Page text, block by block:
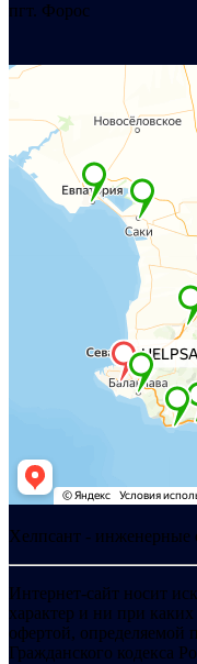
пгт. Форос
Хелпсант - инженерные
Интернет-сайт носит
характер и ни при
офертой, определяемой
Гражданского кодекса